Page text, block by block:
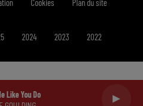
Like You Do
Cookies Plan du site
2024 2023 2022